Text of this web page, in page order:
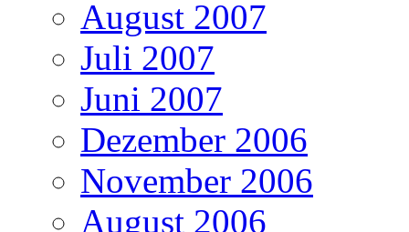
August 2007
Juli 2007
Juni 2007
Dezember 2006
November 2006
August 2006